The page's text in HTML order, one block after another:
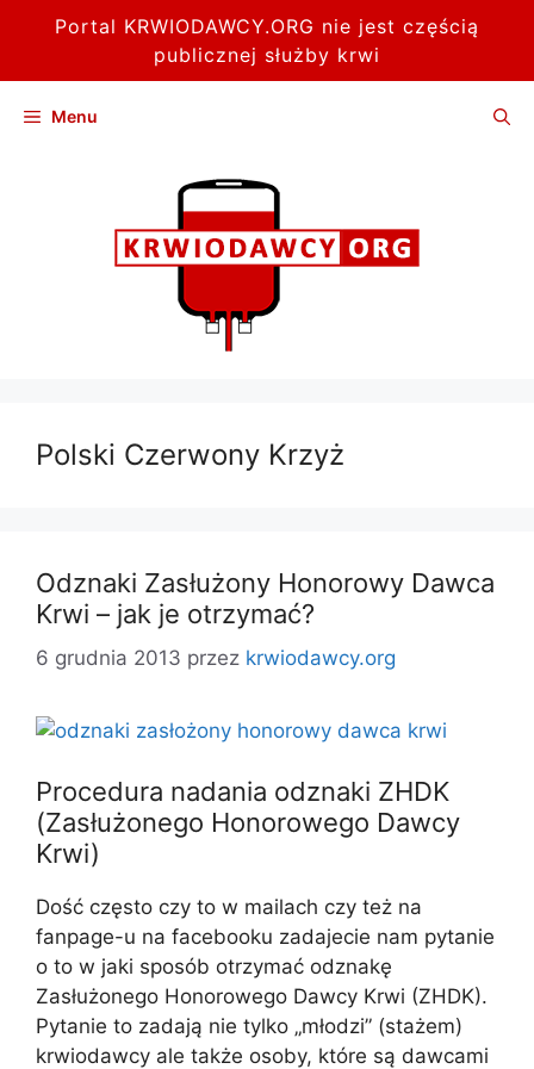
Portal KRWIODAWCY.ORG nie jest częścią
publicznej służby krwi
Menu
Polski Czerwony Krzyż
Odznaki Zasłużony Honorowy Dawca
Krwi – jak je otrzymać?
6 grudnia 2013 przez krwiodawcy.org
Procedura nadania odznaki ZHDK
(Zasłużonego Honorowego Dawcy
Krwi)
Dość często czy to w mailach czy też na
fanpage-u na facebooku zadajecie nam pytanie
o to w jaki sposób otrzymać odznakę
Zasłużonego Honorowego Dawcy Krwi (ZHDK).
Pytanie to zadają nie tylko „młodzi” (stażem)
krwiodawcy ale także osoby, które są dawcami